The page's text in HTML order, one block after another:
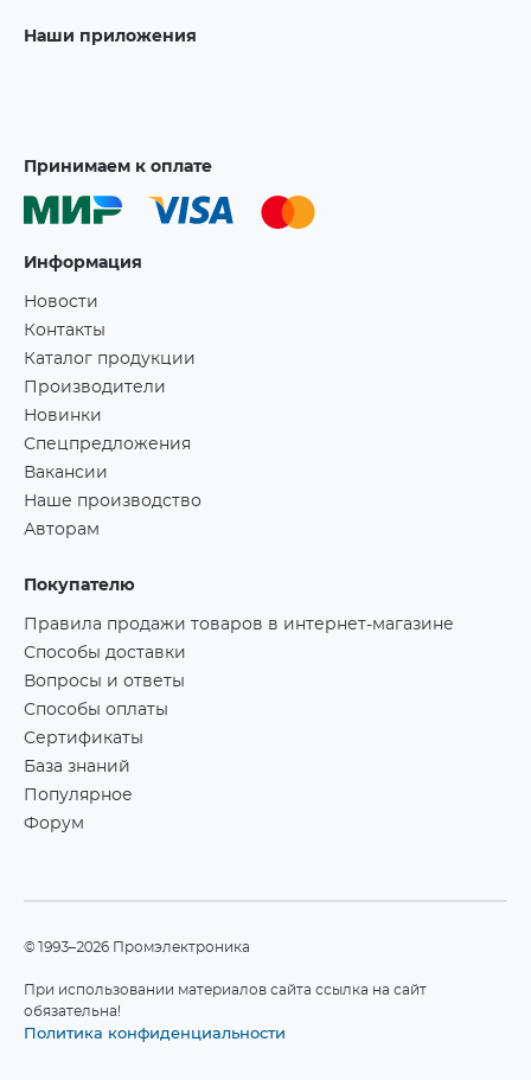
Наши приложения
Принимаем к оплате
Информация
Новости
Контакты
Каталог продукции
Производители
Новинки
Спецпредложения
Вакансии
Наше производство
Авторам
Покупателю
Правила продажи товаров в интернет-магазине
Способы доставки
Вопросы и ответы
Способы оплаты
Сертификаты
База знаний
Популярное
Форум
©1993–2026 Промэлектроника
При использовании материалов сайта ссылка на сайт
обязательна!
Политика конфиденциальности